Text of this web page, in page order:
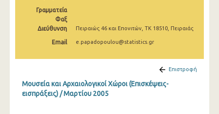
Φεβρουαρίου 2025
Ιανουαρίου 2025
Δεκεμβρίου 2024
Οκτωβρίου 2024
Σεπτεμβρίου 2024
Γραμματεία
Φαξ
Διεύθυνση
Πειραιώς 46 και Επονιτών, ΤΚ 18510, Πειραιάς
Email e.papadopoulou@statistics.gr
Επιστροφή
Μουσεία και Αρχαιολογικοί Χώροι (Επισκέψεις-
εισπράξεις) / Μαρτίου 2005